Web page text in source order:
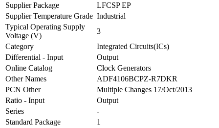
Supplier Package
LFCSP EP
Supplier Temperature Grade Industrial
Typical Operating Supply
Voltage (V)
3
Category
Integrated Circuits(ICs)
Differential - Input
Output
Online Catalog
Clock Generators
Other Names
ADF4106BCPZ-R7DKR
PCN Other
Multiple Changes 17/Oct/2013
Ratio - Input
Output
Series
-
Standard Package
1